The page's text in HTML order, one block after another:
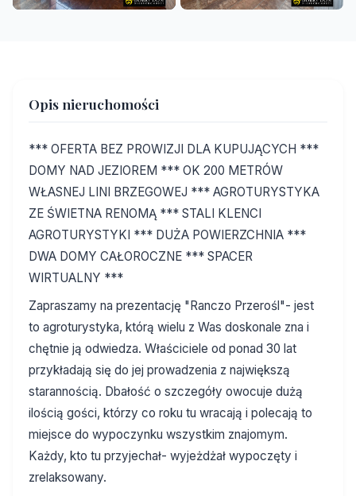
Opis nieruchomości
*** OFERTA BEZ PROWIZJI DLA KUPUJĄCYCH ***
DOMY NAD JEZIOREM *** OK 200 METRÓW
WŁASNEJ LINI BRZEGOWEJ *** AGROTURYSTYKA
ZE ŚWIETNA RENOMĄ *** STALI KLENCI
AGROTURYSTYKI *** DUŻA POWIERZCHNIA ***
DWA DOMY CAŁOROCZNE *** SPACER
WIRTUALNY ***
Zapraszamy na prezentację "Ranczo Przerośl"- jest
to agroturystyka, którą wielu z Was doskonale zna i
chętnie ją odwiedza. Właściciele od ponad 30 lat
przykładają się do jej prowadzenia z największą
starannością. Dbałość o szczegóły owocuje dużą
ilością gości, którzy co roku tu wracają i polecają to
miejsce do wypoczynku wszystkim znajomym.
Każdy, kto tu przyjechał- wyjeżdżał wypoczęty i
zrelaksowany.